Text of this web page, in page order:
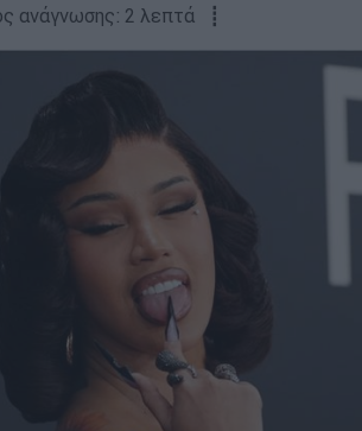
ανάγνωσης: 2 λεπτά ┋